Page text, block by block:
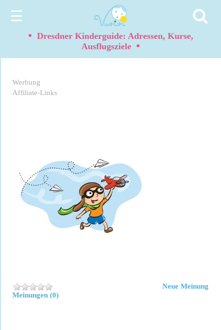
☰
• Dresdner Kinderguide: Adressen, Kurse,
Ausflugsziele •
Werbung
Affiliate-Links
Meinungen (0)
Neue Meinung